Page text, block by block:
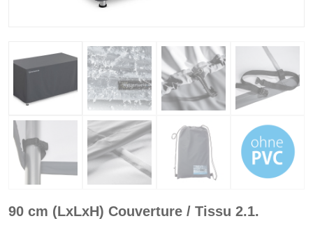
90 cm (LxLxH) Couverture / Tissu 2.1.